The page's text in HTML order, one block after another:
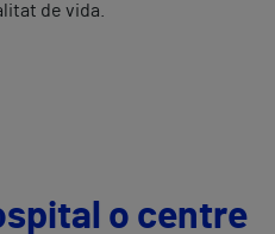
de vida.
o centre